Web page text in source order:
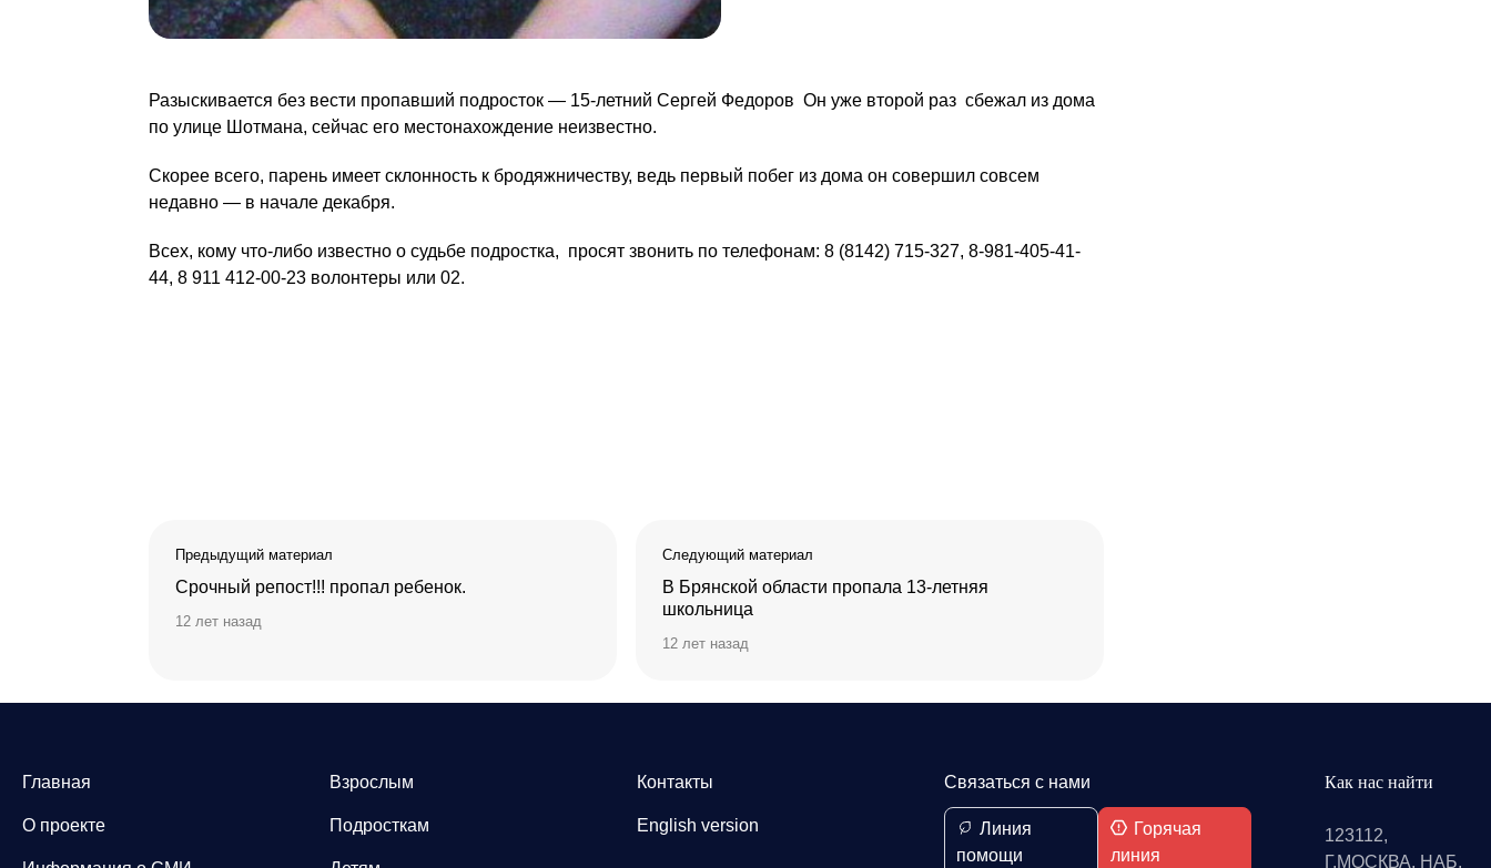
Разыскивается без вести пропавший подросток — 15-летний Сергей Федоров Он уже второй раз сбежал из дома
по улице Шотмана, сейчас его местонахождение неизвестно.
Скорее всего, парень имеет склонность к бродяжничеству, ведь первый побег из дома он совершил совсем
недавно — в начале декабря.
Всех, кому что-либо известно о судьбе подростка, просят звонить по телефонам: 8 (8142) 715-327, 8-981-405-41-
44, 8 911 412-00-23 волонтеры или 02.
Предыдущий материал
Срочный репост!!! пропал ребенок.
12 лет назад
Следующий материал
В Брянской области пропала 13-летняя
школьница
12 лет назад
Главная
О проекте
Взрослым
Подросткам
Контакты
English version
Связаться с нами
Линия
помощи
Горячая
линия
Как нас найти
123112,
Г.МОСКВА, НАБ.